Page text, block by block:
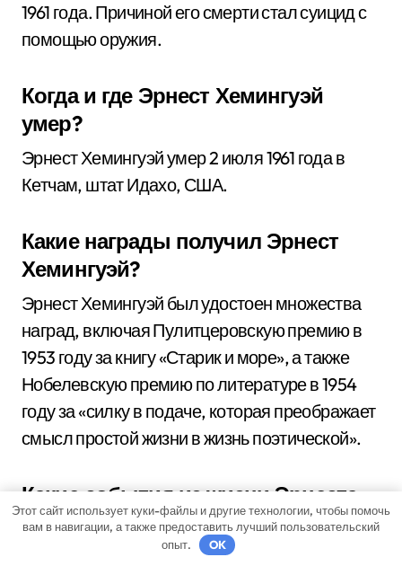
1961 года. Причиной его смерти стал суицид с
помощью оружия.
Когда и где Эрнест Хемингуэй
умер?
Эрнест Хемингуэй умер 2 июля 1961 года в
Кетчам, штат Идахо, США.
Какие награды получил Эрнест
Хемингуэй?
Эрнест Хемингуэй был удостоен множества
наград, включая Пулитцеровскую премию в
1953 году за книгу «Старик и море», а также
Нобелевскую премию по литературе в 1954
году за «силку в подаче, которая преображает
смысл простой жизни в жизнь поэтической».
Какие события из жизни Эрнеста
Хемингуэя наиболее значимы?
Наиболее значимыми событиями из жизни
Этот сайт использует куки-файлы и другие технологии, чтобы помочь
вам в навигации, а также предоставить лучший пользовательский
опыт.
OK